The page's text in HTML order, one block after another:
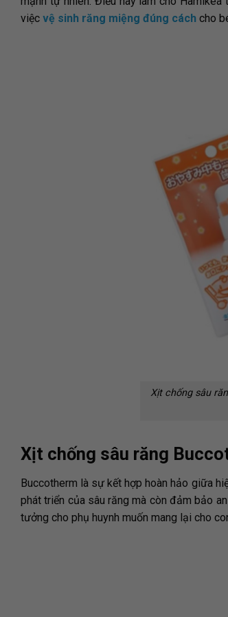
việc vệ sinh răng miệng đúng cách cho
Xịt chống sâu
Xịt chống sâu răng
Buccotherm là sự kết hợp hoàn hảo giữa
phát triển của sâu răng mà còn đảm bảo
tưởng cho phụ huynh muốn mang lại cho